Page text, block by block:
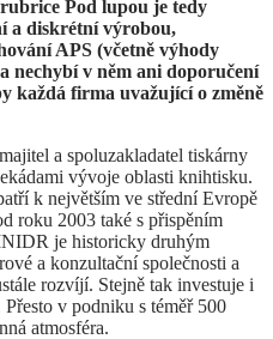
Pod lupou je tedy
a diskrétní výrobou,
APS (včetně výhody
nechybí v něm ani doporučení
každá firma uvažující o změně
a spoluzakladatel tiskárny
vývoje oblasti knihtisku.
k největším ve střední Evropě
roku 2003 také s přispěním
je historicky druhým
a konzultační společnosti a
rozvíjí. Stejně tak investuje i
v podniku s téměř 500
atmosféra.